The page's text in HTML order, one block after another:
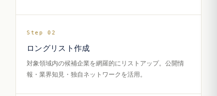
Step 02
ロングリスト作成
対象領域内の候補企業を網羅的にリストアップ。公開情
報・業界知見・独自ネットワークを活用。